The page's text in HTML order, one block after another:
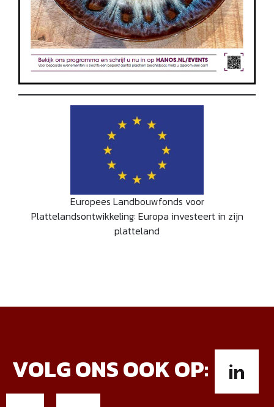
Europees Landbouwfonds voor
Plattelandsontwikkeling: Europa investeert in zijn
platteland
VOLG ONS OOK OP: